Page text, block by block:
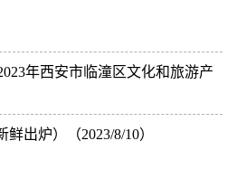
年西安市临潼区文化和旅游产
出炉）（2023/8/10）